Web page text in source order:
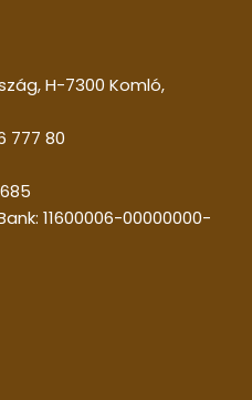
H-7300 Komló,
777 80
11600006-00000000-